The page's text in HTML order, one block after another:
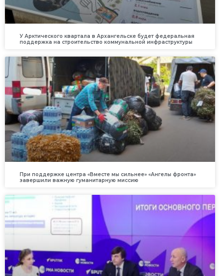
У Арктического квартала в Архангельске будет федеральная
поддержка на строительство коммунальной инфраструктуры
При поддержке центра «Вместе мы сильнее» «Ангелы фронта»
завершили важную гуманитарную миссию